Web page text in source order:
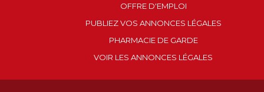
OFFRE D'EMPLOI
PUBLIEZ VOS ANNONCES LÉGALES
PHARMACIE DE GARDE
VOIR LES ANNONCES LÉGALES